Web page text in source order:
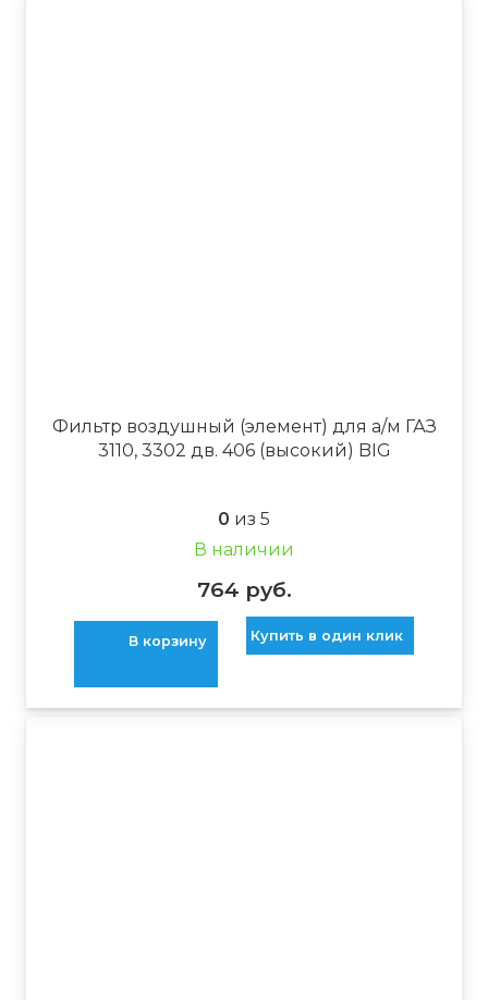
Фильтр воздушный (элемент) для а/м ГАЗ
3110, 3302 дв. 406 (высокий) BIG
0 из 5
В наличии
764 руб.
В корзину Купить в один клик